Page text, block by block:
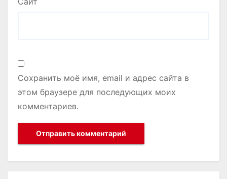
Сохранить моё имя, email и адрес сайта в
этом браузере для последующих моих
комментариев.